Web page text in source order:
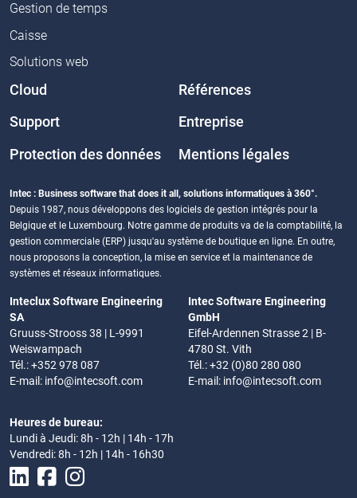
Gestion de temps
Caisse
Solutions web
Cloud Références
Support Entreprise
Protection des données Mentions légales
Intec : Business software that does it all, solutions informatiques à 360°.
Depuis 1987, nous développons des logiciels de gestion intégrés pour la
Belgique et le Luxembourg. Notre gamme de produits va de la comptabilité, la
gestion commerciale (ERP) jusqu'au système de boutique en ligne. En outre,
nous proposons la conception, la mise en service et la maintenance de
systèmes et réseaux informatiques.
Inteclux Software Engineering
SA
Gruuss-Strooss 38 | L-9991
Weiswampach
Tél.: +352 978 087
E-mail: info@intecsoft.com
Intec Software Engineering
GmbH
Eifel-Ardennen Strasse 2 | B-
4780 St. Vith
Tél.: +32 (0)80 280 080
E-mail: info@intecsoft.com
Heures de bureau:
Lundi à Jeudi: 8h - 12h | 14h - 17h
Vendredi: 8h - 12h | 14h - 16h30